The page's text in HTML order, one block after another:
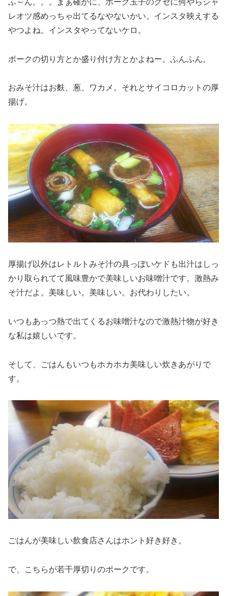
レオツ感めっちゃ出てるなやないかい。インスタ映えする
やつよね。インスタやってないケロ。
ポークの切り方とか盛り付け方とかよねー。ふんふん。
おみそ汁はお麩、葱、ワカメ。それとサイコロカットの厚
揚げ。
厚揚げ以外はレトルトみそ汁の具っぽいケドも出汁はしっ
かり取られてて風味豊かで美味しいお味噌汁です。激熱み
そ汁だよ。美味しい。美味しい。お代わりしたい。
いつもあっつ熱で出てくるお味噌汁なので激熱汁物が好き
な私は嬉しいです。
そして、ごはんもいつもホカホカ美味しい炊きあがりで
す。
ごはんが美味しい飲食店さんはホント好き好き。
で、こちらが若干厚切りのポークです。